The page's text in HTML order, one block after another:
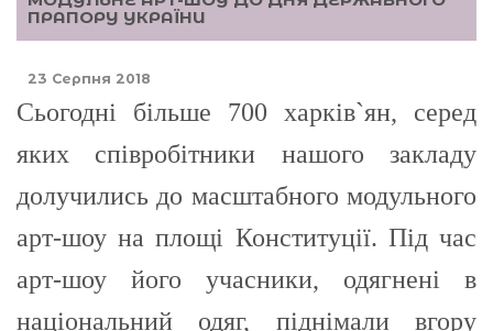
ПРАПОРУ УКРАЇНИ
23 Серпня 2018
Сьогодні більше 700 харків`ян, серед
яких співробітники нашого закладу
долучились до масштабного модульного
арт-шоу на площі Конституції. Під час
арт-шоу його учасники, одягнені в
національний одяг, піднімали вгору